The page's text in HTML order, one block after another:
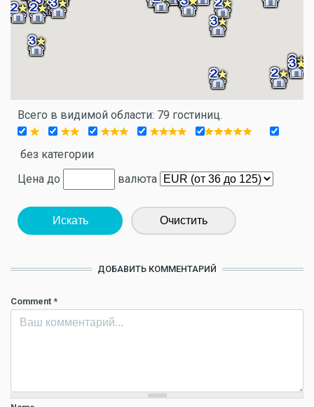
Всего в видимой области: 79 гостиниц.
без категории
Цена до
валюта
Искать Очистить
ДОБАВИТЬ КОММЕНТАРИЙ
Comment *